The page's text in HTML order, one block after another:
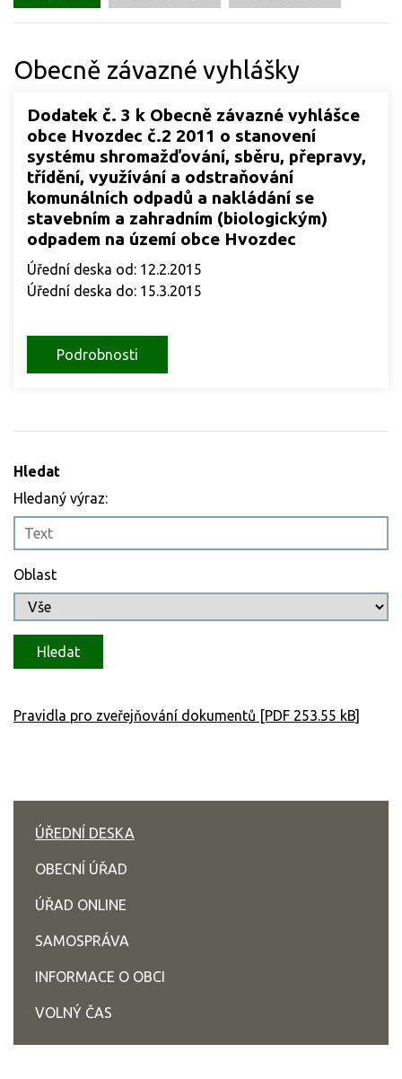
Obecně závazné vyhlášky
Dodatek č. 3 k Obecně závazné vyhlášce
obce Hvozdec č.2 2011 o stanovení
systému shromažďování, sběru, přepravy,
třídění, využívání a odstraňování
komunálních odpadů a nakládání se
stavebním a zahradním (biologickým)
odpadem na území obce Hvozdec
Úřední deska od: 12.2.2015
Úřední deska do: 15.3.2015
Podrobnosti
Hledat
Hledaný výraz:
Oblast
Pravidla pro zveřejňování dokumentů [PDF 253.55 kB]
ÚŘEDNÍ DESKA
OBECNÍ ÚŘAD
ÚŘAD ONLINE
SAMOSPRÁVA
INFORMACE O OBCI
VOLNÝ ČAS